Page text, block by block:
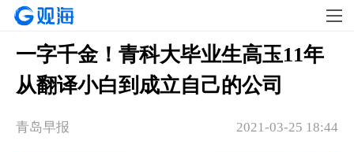
一字千金！青科大毕业生高玉11年
从翻译小白到成立自己的公司
2021-03-25 18:44
青岛早报